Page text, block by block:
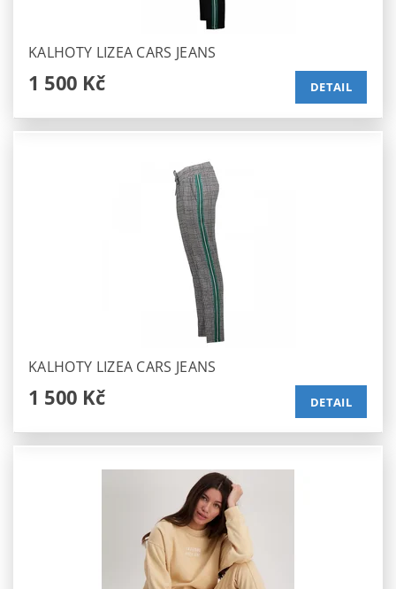
KALHOTY LIZEA CARS JEANS
1 500 Kč DETAIL
KALHOTY LIZEA CARS JEANS
1 500 Kč DETAIL